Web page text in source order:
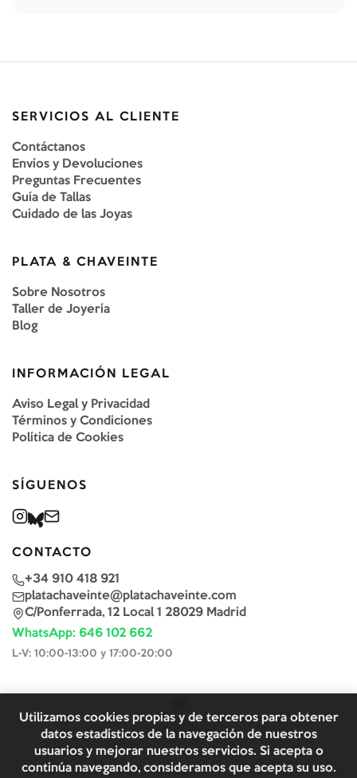
SERVICIOS AL CLIENTE
Contáctanos
Envíos y Devoluciones
Preguntas Frecuentes
Guía de Tallas
Cuidado de las Joyas
PLATA & CHAVEINTE
Sobre Nosotros
Taller de Joyería
Blog
INFORMACIÓN LEGAL
Aviso Legal y Privacidad
Términos y Condiciones
Política de Cookies
SÍGUENOS
CONTACTO
+34 910 418 921
platachaveinte@platachaveinte.com
C/Ponferrada, 12 Local 1 28029 Madrid
WhatsApp: 646 102 662
L-V: 10:00-13:00 y 17:00-20:00
Utilizamos cookies propias y de terceros para obtener
datos estadísticos de la navegación de nuestros
usuarios y mejorar nuestros servicios. Si acepta o
continúa navegando, consideramos que acepta su uso.